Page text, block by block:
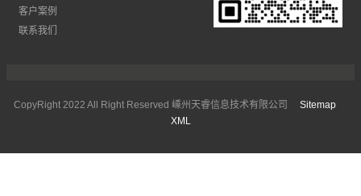
客户案例
联系我们
CopyRight 2022 All Right Reserved 嵊州天睿信息技术有限公司 Sitemap
XML